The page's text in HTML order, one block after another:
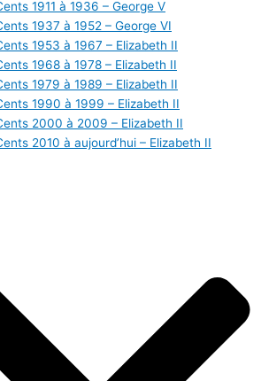
1911 à 1936 – George V
1937 à 1952 – George VI
1953 à 1967 – Elizabeth II
1968 à 1978 – Elizabeth II
1979 à 1989 – Elizabeth II
1990 à 1999 – Elizabeth II
2000 à 2009 – Elizabeth II
2010 à aujourd’hui – Elizabeth II